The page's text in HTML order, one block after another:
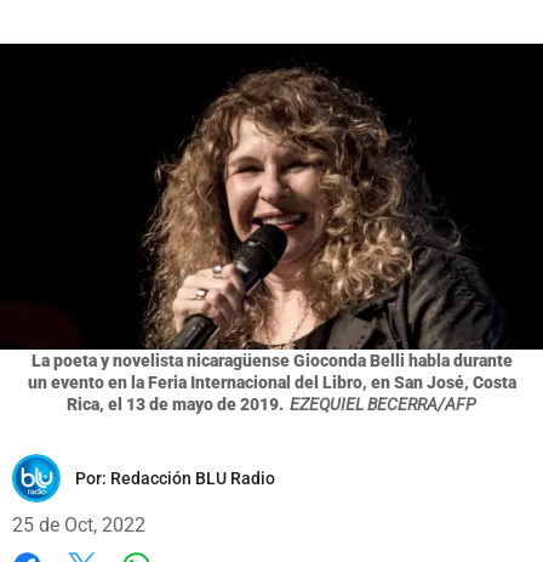
La poeta y novelista nicaragüense Gioconda Belli habla durante
un evento en la Feria Internacional del Libro, en San José, Costa
Rica, el 13 de mayo de 2019. EZEQUIEL BECERRA/AFP
Por: Redacción BLU Radio
25 de Oct, 2022